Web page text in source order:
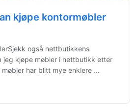
kjøpe kontormøbler
også nettbutikkens
jeg kjøpe møbler i nettbutikk etter
har blitt mye enklere ...